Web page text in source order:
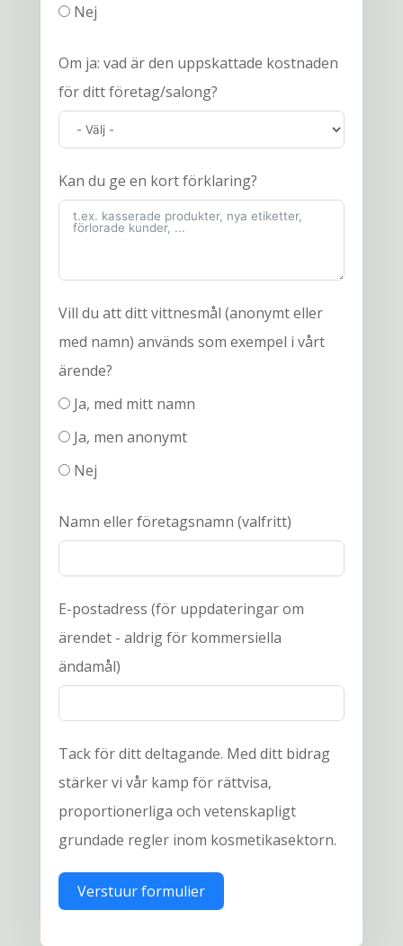
Nej
Om ja: vad är den uppskattade kostnaden
för ditt företag/salong?
Kan du ge en kort förklaring?
Vill du att ditt vittnesmål (anonymt eller
med namn) används som exempel i vårt
ärende?
Ja, med mitt namn
Ja, men anonymt
Nej
Namn eller företagsnamn (valfritt)
E-postadress (för uppdateringar om
ärendet - aldrig för kommersiella
ändamål)
Tack för ditt deltagande. Med ditt bidrag
stärker vi vår kamp för rättvisa,
proportionerliga och vetenskapligt
grundade regler inom kosmetikasektorn.
Verstuur formulier